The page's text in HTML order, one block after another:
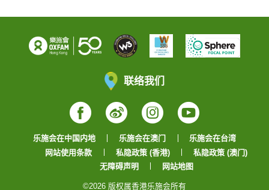
联络我们
Facebook
WeiboInstagram
YouTube
乐施会在中国内地 乐施会在澳门
乐施会在台湾
网站使用条款
私隐政策 (香港)
私隐政策 (澳门)
无障碍声明
网站地图
©2026 版权属香港乐施会所有